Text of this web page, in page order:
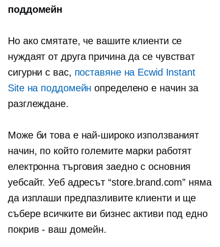
поддомейн
Но ако смятате, че вашите клиенти се
нуждаят от друга причина да се чувстват
сигурни с вас, поставяне на Ecwid Instant
Site на поддомейн определено е начин за
разглеждане.
Може би това е най-широко използваният
начин, по който големите марки работят
електронна търговия заедно с основния
уебсайт. Уеб адресът “store.brand.com” няма
да изплаши предпазливите клиенти и ще
събере всичките ви бизнес активи под едно
покрив - ваш домейн.